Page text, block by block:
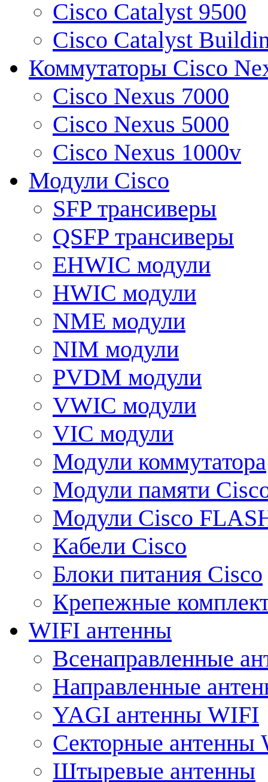
Cisco Catalyst 9500
Cisco Catalyst
Коммутаторы Cisco
Cisco Nexus 7000
Cisco Nexus 5000
Cisco Nexus 1000v
Модули Cisco
SFP трансиверы
QSFP трансиверы
EHWIC модули
HWIC модули
NME модули
NIM модули
PVDM модули
VWIC модули
VIC модули
Модули коммутатора
Модули памяти
Модули Cisco
Кабели Cisco
Блоки питания Cisco
Крепежные
WIFI антенны
Всенаправленные
Направленные
YAGI антенны WIFI
Секторные антенны
Штыревые антенны